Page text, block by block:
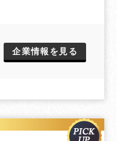
企業情報を見る